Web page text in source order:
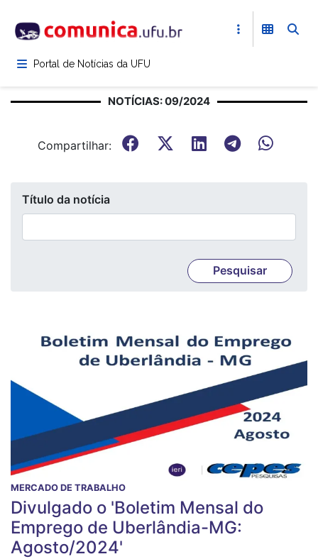
para
conteúdoPortal de Notícias da UFU
NOTÍCIAS: 09/2024
Compartilhar:
Título da notícia
MERCADO DE TRABALHO
Divulgado o 'Boletim Mensal do
Emprego de Uberlândia-MG:
Agosto/2024'